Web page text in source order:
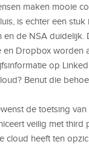
maken mooie
is echter een
de NSA duidelijk.
Dropbox worden
op
Benut die
de toetsing
veilig met third
heeft ten